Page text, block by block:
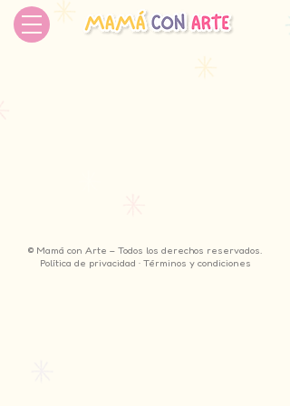
© Mamá con Arte – Todos los derechos reservados.
Política de privacidad · Términos y condiciones